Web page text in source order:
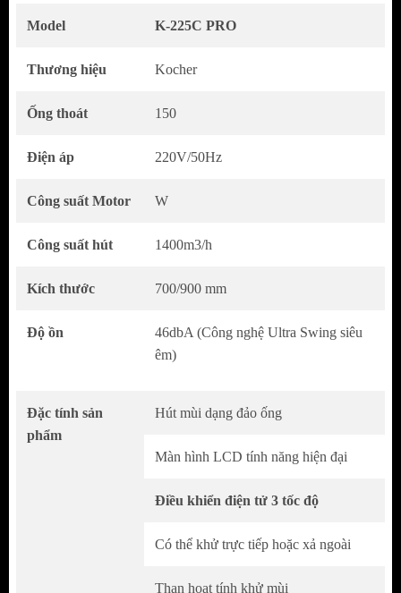
ĐẶC TÍNH SẢN PHẨM
Hút mùi kiểu dáng chữ T
Chất liệu kính, inox cao cấp
Mặt kính cường lực sang trọng
Màn hình LCD tính năng hiện đại
Lưới lọc inox+ than hoạt tính
Đèn chiếu sáng LED 4*1.5W
Motor bền bỉ vận hành siêu êm ái
Model K-225C PRO
Thương hiệu Kocher
Ống thoát 150
Điện áp 220V/50Hz
Công suất Motor W
Công suất hút 1400m3/h
Kích thước 700/900 mm
Độ ồn
46dbA (Công nghệ Ultra Swing siêu
êm)
Đặc tính sản
phẩm
Hút mùi dạng đảo ống
Màn hình LCD tính năng hiện đại
Điều khiển điện tử 3 tốc độ
Có thể khử trực tiếp hoặc xả ngoài
Than hoạt tính khử mùi